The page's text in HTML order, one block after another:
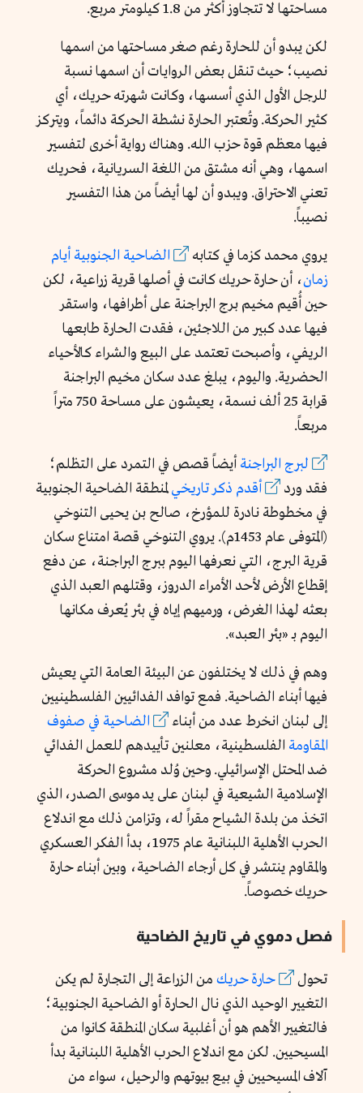
مساحتها لا تتجاوز أكثر من 1.8 كيلومتر مربع.
لكن يبدو أن للحارة رغم صغر مساحتها من اسمها
نصيب؛ حيث تنقل بعض الروايات أن اسمها نسبة
للرجل الأول الذي أسسها، وكانت شهرته حريك، أي
كثير الحركة. وتُعتبر الحارة نشطة الحركة دائماً، ويتركز
فيها معظم قوة حزب الله. وهناك رواية أخرى لتفسير
اسمها، وهي أنه مشتق من اللغة السريانية، فحريك
تعني الاحتراق. ويبدو أن لها أيضاً من هذا التفسير
نصيباً.
يروي محمد كزما في كتابه
الضاحية الجنوبية أيام
زمان، أن حارة حريك كانت في أصلها قرية زراعية، لكن
حين أُقيم مخيم برج البراجنة على أطرافها، واستقر
فيها عدد كبير من اللاجئين، فقدت الحارة طابعها
الريفي، وأصبحت تعتمد على البيع والشراء كالأحياء
الحضرية. واليوم، يبلغ عدد سكان مخيم البراجنة
قرابة 25 ألف نسمة، يعيشون على مساحة 750 متراً
مربعاً.
لبرج البراجنة أيضاً قصص في التمرد على التظلم؛
فقد ورد
أقدم ذكر تاريخيلمنطقة الضاحية الجنوبية
في مخطوطة نادرة للمؤرخ، صالح بن يحيى التنوخي
(المتوفى عام 1453م). يروي التنوخي قصة امتناع سكان
قرية البرج، التي نعرفها اليوم ببرج البراجنة، عن دفع
إقطاع الأرض لأحد الأمراء الدروز، وقتلهم العبد الذي
بعثه لهذا الغرض، ورميهم إياه في بئر يُعرف مكانها
اليوم بـ «بئر العبد».
وهم في ذلك لا يختلفون عن البيئة العامة التي يعيش
فيها أبناء الضاحية. فمع توافد الفدائيين الفلسطينيين
إلى لبنان انخرط عدد من أبناء
الضاحية في صفوف
المقاومة الفلسطينية، معلنين تأييدهم للعمل الفدائي
ضد المحتل الإسرائيلي. وحين وُلد مشروع الحركة
الإسلامية الشيعية في لبنان على يد موسى الصدر، الذي
اتخذ من بلدة الشياح مقراً له، وتزامن ذلك مع اندلاع
الحرب الأهلية اللبنانية عام 1975، بدأ الفكر العسكري
والمقاوم ينتشر في كل أرجاء الضاحية، وبين أبناء حارة
حريك خصوصاً.
فصل دموي في تاريخ الضاحية
تحول حارة حريك من الزراعة إلى التجارة لم يكن
التغيير الوحيد الذي نال الحارة أو الضاحية الجنوبية؛
فالتغيير الأهم هو أن أغلبية سكان المنطقة كانوا من
المسيحيين. لكن مع اندلاع الحرب الأهلية اللبنانية بدأ
آلاف المسيحيين في بيع بيوتهم والرحيل، سواء من